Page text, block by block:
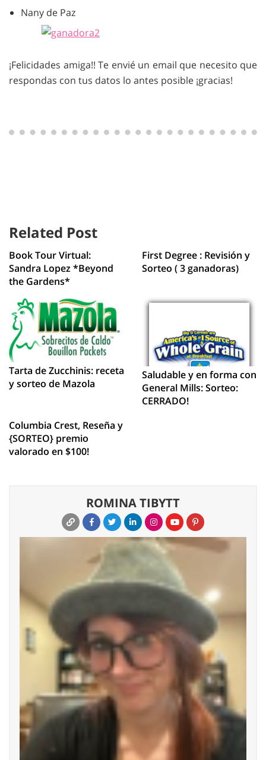
Nany de Paz
¡Felicidades amiga!! Te envié un email que necesito que
respondas con tus datos lo antes posible ¡gracias!
Related Post
Book Tour Virtual:
Sandra Lopez *Beyond
the Gardens*
First Degree : Revisión y
Sorteo ( 3 ganadoras)
Tarta de Zucchinis: receta
y sorteo de Mazola
Saludable y en forma con
General Mills: Sorteo:
CERRADO!
Columbia Crest, Reseña y
{SORTEO} premio
valorado en $100!
ROMINA TIBYTT